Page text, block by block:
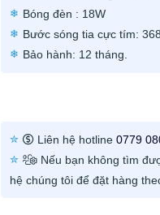
Bóng đèn : 18W
Bước sóng tia cực tím:
Bảo hành: 12 tháng.
Liên hệ hotline 0779
Nếu bạn không tìm
hệ chúng tôi để đặt hàng